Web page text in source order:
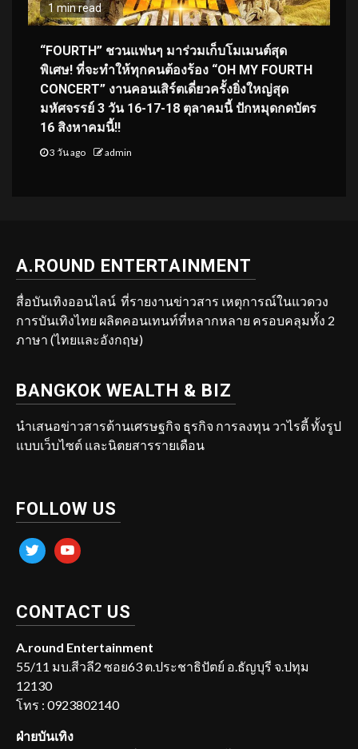
1 min read
“FOURTH” ชวนแฟนๆ มาร่วมเก็บโมเมนต์สุด
พิเศษ! ที่จะทำให้ทุกคนต้องร้อง “OH MY FOURTH
CONCERT” งานคอนเสิร์ตเดี่ยวครั้งยิ่งใหญ่สุด
มหัศจรรย์ 3 วัน 16-17-18 ตุลาคมนี้ ปักหมุดกดบัตร
16 สิงหาคมนี้!!
3 วัน ago admin
A.ROUND ENTERTAINMENT
สื่อบันเทิงออนไลน์ ที่รายงานข่าวสาร เหตุการณ์ในแวดวง
การบันเทิงไทย ผลิตคอนเทนท์ที่หลากหลาย ครอบคลุมทั้ง 2
ภาษา (ไทยและอังกฤษ)
BANGKOK WEALTH & BIZ
นำเสนอข่าวสารด้านเศรษฐกิจ ธุรกิจ การลงทุน วาไรตี้ ทั้งรูป
แบบเว็บไซต์ และนิตยสารรายเดือน
FOLLOW US
twitter youtube
CONTACT US
A.round Entertainment
55/11 มบ.สีวลี2 ซอย63 ต.ประชาธิปัตย์ อ.ธัญบุรี จ.ปทุม
12130
โทร : 0923802140
ฝ่ายบันเทิง